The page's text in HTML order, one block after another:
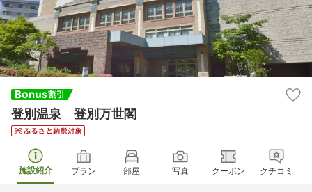
登別温泉 登別万世閣
施設紹介 プラン 部屋 写真 クーポン クチコミ